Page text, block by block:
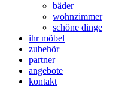
bäder
wohnzimmer
schöne dinge
ihr möbel
zubehör
partner
angebote
kontakt